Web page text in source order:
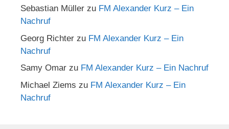
Sebastian Müller zu FM Alexander Kurz – Ein
Nachruf
Georg Richter zu FM Alexander Kurz – Ein
Nachruf
Samy Omar zu FM Alexander Kurz – Ein Nachruf
Michael Ziems zu FM Alexander Kurz – Ein
Nachruf